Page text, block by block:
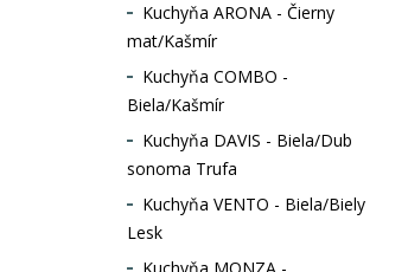
Kuchyňa ARONA - Čierny
mat/Kašmír
Kuchyňa COMBO -
Biela/Kašmír
Kuchyňa DAVIS - Biela/Dub
sonoma Trufa
Kuchyňa VENTO - Biela/Biely
Lesk